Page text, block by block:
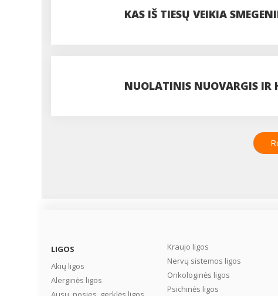
KAS IŠ TIESŲ VEIKIA
NUOLATINIS NUOVARGIS IR
LIGOS
Akių ligos
Alerginės ligos
Kraujo ligos
Nervų sistemos ligos
Onkologinės ligos
Psichinės ligos